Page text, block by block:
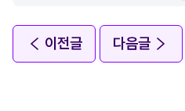
이전글 다음글